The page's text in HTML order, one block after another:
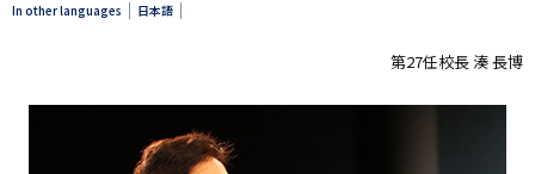
In other languages 日本語
第27任校長 湊 長博